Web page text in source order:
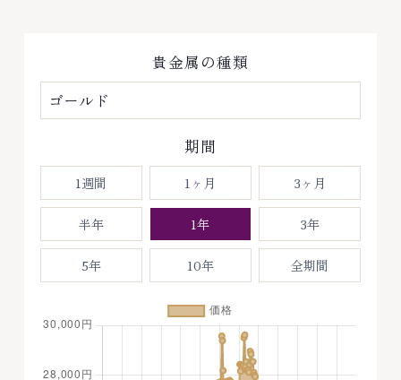
貴金属の種類
期間
1週間 1ヶ月 3ヶ月
半年 1年 3年
5年 10年 全期間